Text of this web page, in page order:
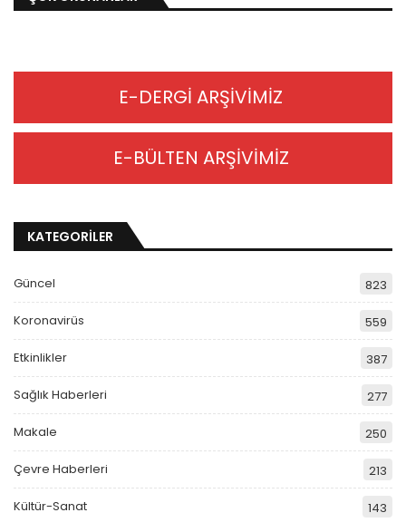
E-DERGİ ARŞİVİMİZ
E-BÜLTEN ARŞİVİMİZ
KATEGORİLER
Güncel 823
Koronavirüs 559
Etkinlikler 387
Sağlık Haberleri 277
Makale 250
Çevre Haberleri 213
Kültür-Sanat 143